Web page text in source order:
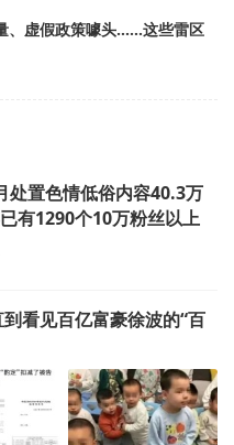
、虚假政策噱头……这些雷区
处置色情低俗内容40.3万
有1290个10万粉丝以上
捕
看见百亿富豪徐波的“百